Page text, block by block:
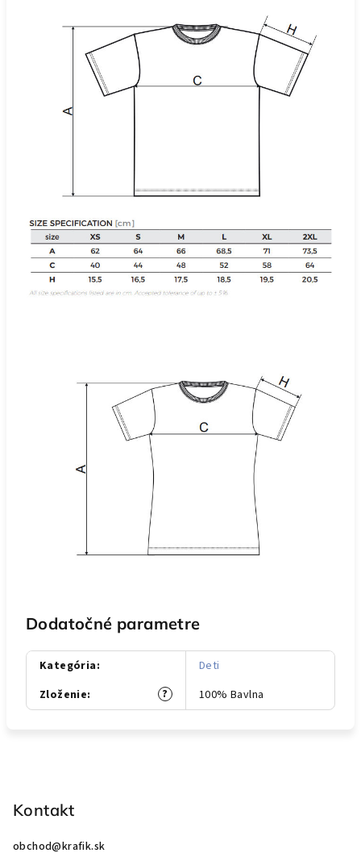
Dodatočné parametre
Kategória:
Deti
?
Zloženie: 100% Bavlna
Kontakt
obchod@krafik.sk